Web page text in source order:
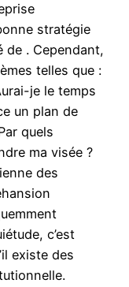
stratégie
de . Cependant,
telles que :
je le temps
un plan de
quels
ma visée ?
des
c’est
existe des